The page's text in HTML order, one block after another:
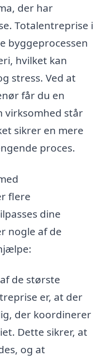
der har
Totalentreprise i
byggeprocessen
hvilket kan
stress. Ved at
får du en
virksomhed står
sikrer en mere
proces.
flere
dine
nogle af de
de største
er, at der
der koordinerer
Dette sikrer, at
og at